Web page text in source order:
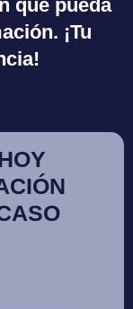
que pueda
¡Tu